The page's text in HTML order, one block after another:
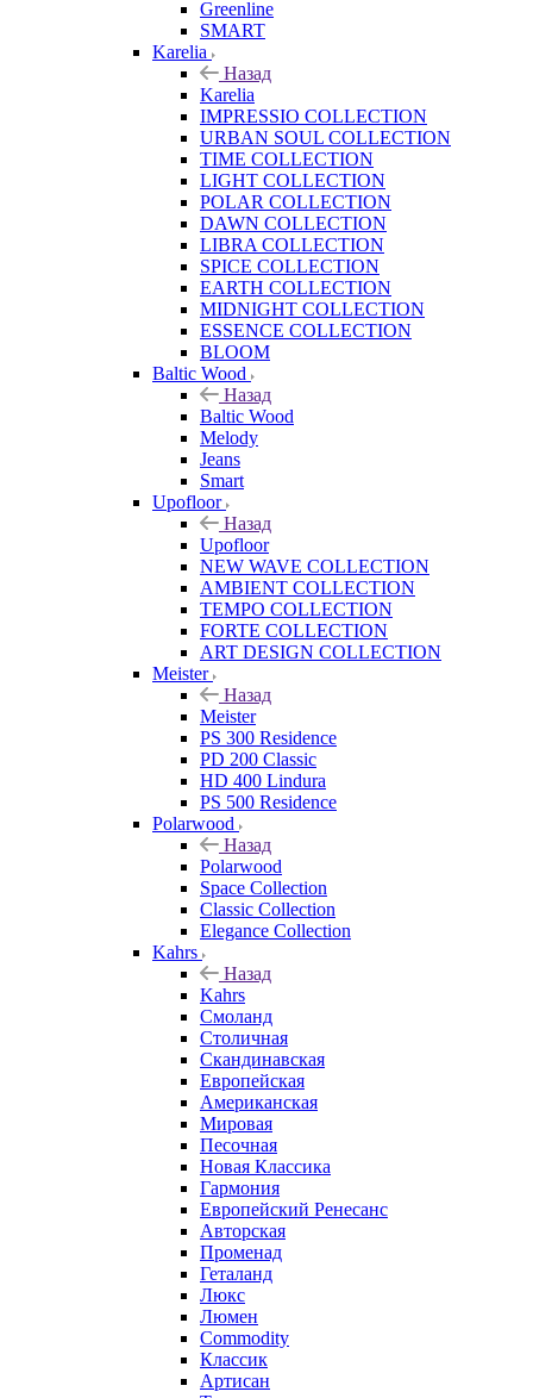
Greenline
SMART
Karelia
Назад
Karelia
IMPRESSIO COLLECTION
URBAN SOUL COLLECTION
TIME COLLECTION
LIGHT COLLECTION
POLAR COLLECTION
DAWN COLLECTION
LIBRA COLLECTION
SPICE COLLECTION
EARTH COLLECTION
MIDNIGHT COLLECTION
ESSENCE COLLECTION
BLOOM
Baltic Wood
Назад
Baltic Wood
Melody
Jeans
Smart
Upofloor
Назад
Upofloor
NEW WAVE COLLECTION
AMBIENT COLLECTION
TEMPO COLLECTION
FORTE COLLECTION
ART DESIGN COLLECTION
Meister
Назад
Meister
PS 300 Residence
PD 200 Classic
HD 400 Lindura
PS 500 Residence
Polarwood
Назад
Polarwood
Space Collection
Classic Collection
Elegance Collection
Kahrs
Назад
Kahrs
Смоланд
Столичная
Скандинавская
Европейская
Американская
Мировая
Песочная
Новая Классика
Гармония
Европейский Ренесанс
Авторская
Променад
Геталанд
Люкс
Люмен
Commodity
Классик
Артисан